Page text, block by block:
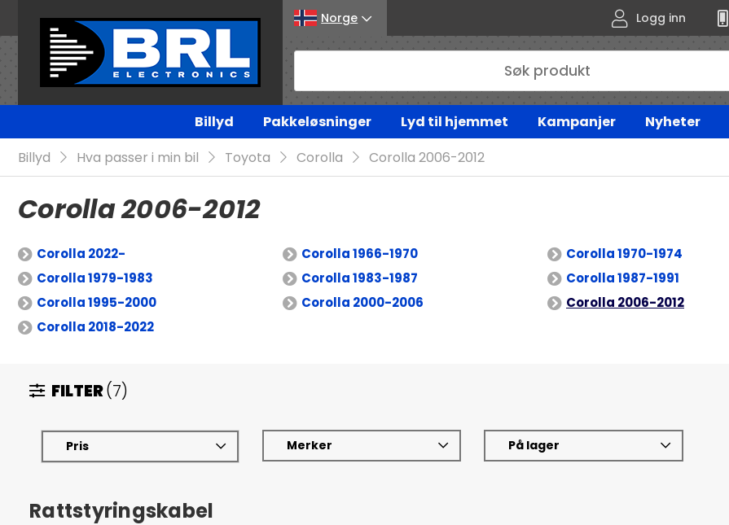
Norge Logg inn
Billyd Pakkeløsninger Lyd til hjemmet Kampanjer Nyheter
Billyd
Hva passer i min bil Toyota Corolla Corolla 2006-2012
Corolla 2006-2012
Corolla 2022- Corolla 1966-1970 Corolla 1970-1974
Corolla 1979-1983
Corolla 1983-1987 Corolla 1987-1991
Corolla 1995-2000
Corolla 2000-2006 Corolla 2006-2012
Corolla 2018-2022
FILTER(7)
Pris Merker På lager
Rattstyringskabel